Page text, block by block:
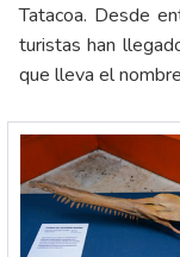
Tatacoa. Desde
turistas han
que lleva el